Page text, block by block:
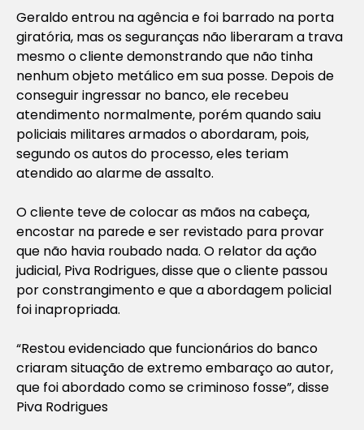
Geraldo entrou na agência e foi barrado na porta
giratória, mas os seguranças não liberaram a trava
mesmo o cliente demonstrando que não tinha
nenhum objeto metálico em sua posse. Depois de
conseguir ingressar no banco, ele recebeu
atendimento normalmente, porém quando saiu
policiais militares armados o abordaram, pois,
segundo os autos do processo, eles teriam
atendido ao alarme de assalto.
O cliente teve de colocar as mãos na cabeça,
encostar na parede e ser revistado para provar
que não havia roubado nada. O relator da ação
judicial, Piva Rodrigues, disse que o cliente passou
por constrangimento e que a abordagem policial
foi inapropriada.
“Restou evidenciado que funcionários do banco
criaram situação de extremo embaraço ao autor,
que foi abordado como se criminoso fosse”, disse
Piva Rodrigues